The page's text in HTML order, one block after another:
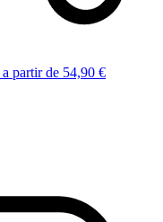
a partir de 54,90 €